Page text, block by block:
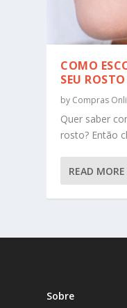
COMO
SEU ROSTO
by Compras
Quer saber
rosto? Então
READ MORE
Sobre